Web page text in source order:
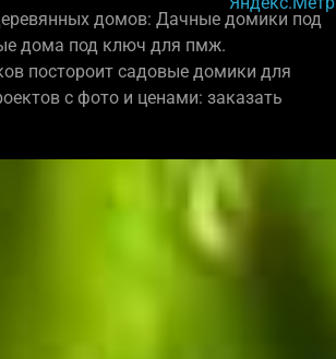
домов: Дачные домики под
дома под ключ для пмж.
постороит садовые домики для
с фото и ценами: заказать